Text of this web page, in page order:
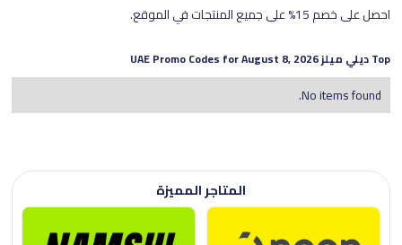
احصل على خصم 15% على جميع المنتجات في الموقع.
Topديلي ميلزUAE Promo Codes for
August 8, 2026
No items found.
المتاجر المميزة